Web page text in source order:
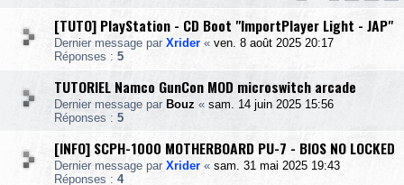
[TUTO] PlayStation - CD Boot "ImportPlayer Light - JAP"
Dernier message par Xrider « ven. 8 août 2025 20:17
Réponses : 5
TUTORIEL Namco GunCon MOD microswitch arcade
Dernier message par Bouz « sam. 14 juin 2025 15:56
Réponses : 5
[INFO] SCPH-1000 MOTHERBOARD PU-7 - BIOS NO LOCKED
Dernier message par Xrider « sam. 31 mai 2025 19:43
Réponses : 4